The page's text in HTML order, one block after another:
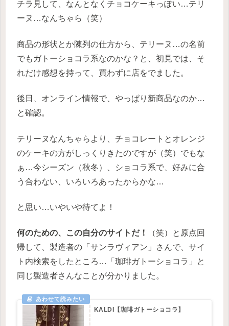
チラ見して、なんとなくチョコケーキっぽい…テリ
ーヌ…なんちゃら（笑）
商品の形状とか陳列の仕方から、テリーヌ…の名前
でもガトーショコラ系なのかな？と、初見では、そ
れだけ感想を持って、買わずに店をでました。
後日、オンライン情報で、やっぱり新商品なのか…
と確認。
テリーヌなんちゃらより、チョコレートとオレンジ
のケーキの方がしっくりきたのですが（笑） でもな
ぁ…今シーズン（秋冬）、ショコラ系で、好みに合
う合わない、いろいろあったからかな…
と思い…いやいや待てよ！
何のための、この自分のサイトだ！
（笑）と原点回
帰して、製造者の「サンラヴィアン」さんで、サイ
ト内検索をしたところ…「珈琲ガトーショコラ」と
同じ製造者さんなことが分かりました。
KALDI【珈琲ガトーショコラ】